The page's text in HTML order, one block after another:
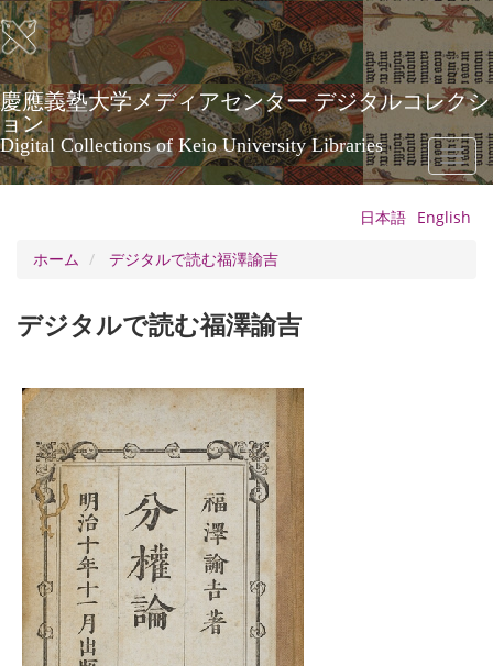
メ
イ
ン
コ
ン
テ
ン
ツ
に
慶應義塾大学メディアセンター デジタルコレクシ
ョン
Digital Collections of Keio University Libraries
Toggle
日本語 English
ホーム
デジタルで読む福澤諭吉
デジタルで読む福澤諭吉